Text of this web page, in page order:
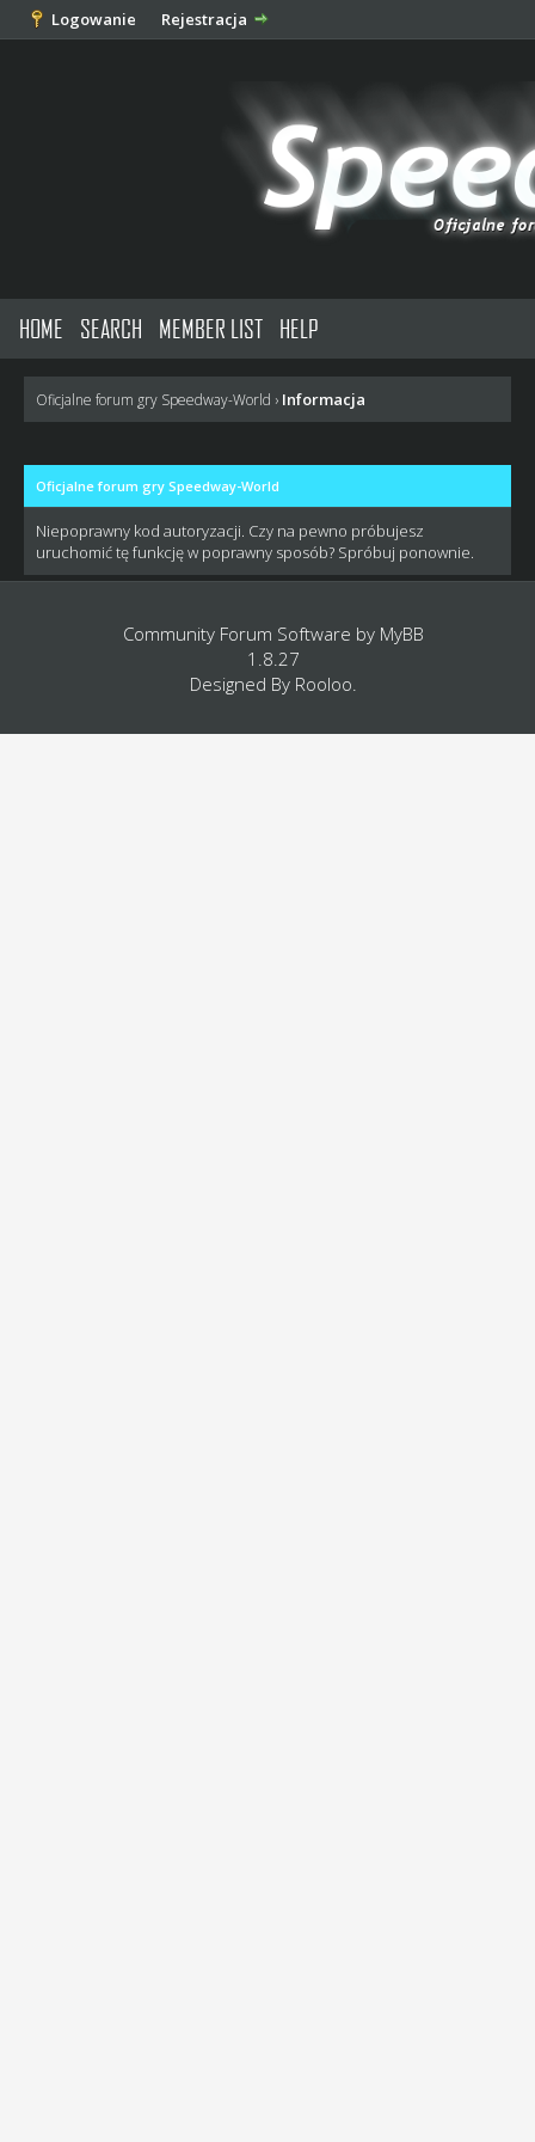
Logowanie Rejestracja
HOME SEARCH MEMBER LIST HELP
Oficjalne forum gry Speedway-World › Informacja
Oficjalne forum gry Speedway-World
Niepoprawny kod autoryzacji. Czy na pewno próbujesz
uruchomić tę funkcję w poprawny sposób? Spróbuj ponownie.
Community Forum Software by MyBB
1.8.27
Designed By Rooloo.